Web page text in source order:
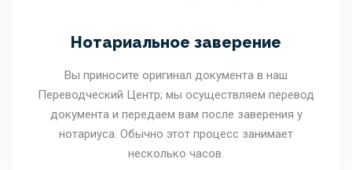
Нотариальное заверение
Вы приносите оригинал документа в наш
Переводческий Центр; мы осуществляем перевод
документа и передаем вам после заверения у
нотариуса. Обычно этот процесс занимает
несколько часов.